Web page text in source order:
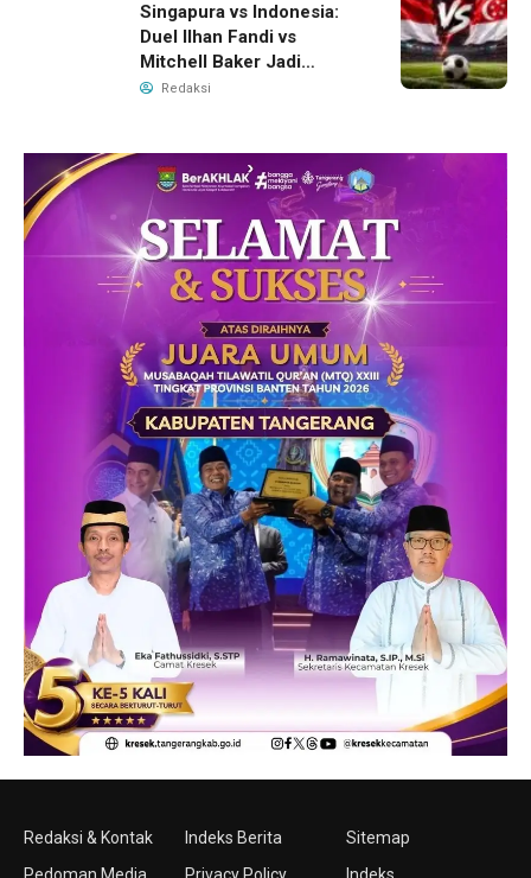
Singapura vs Indonesia:
Duel Ilhan Fandi vs
Mitchell Baker Jadi
Sorotan di Piala AFF 2026
Redaksi
Redaksi & Kontak
Indeks Berita
Sitemap